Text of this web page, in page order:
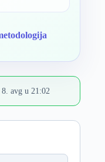
avg u 21:02